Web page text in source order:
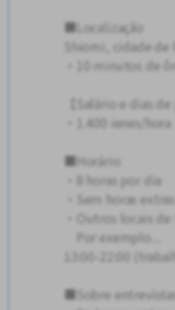
■Localização
Shiomi, cidade
・10 minutos de
【Salário e dias
・1.400 ienes/hora
■Horário
・8 horas por dia
・Sem horas extras
・Outros locais
Por exemplo...
13:00-22:00
■Sobre